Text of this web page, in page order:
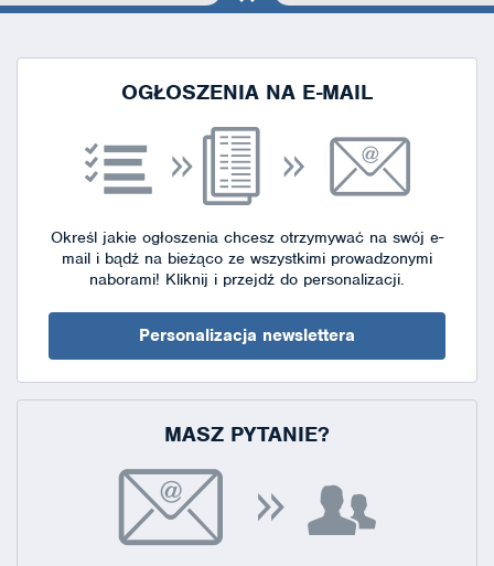
na górę
OGŁOSZENIA NA E-MAIL
Określ jakie ogłoszenia chcesz otrzymywać na swój e-
mail i bądź na bieżąco ze wszystkimi prowadzonymi
naborami! Kliknij i przejdź do personalizacji.
Personalizacja newslettera
MASZ PYTANIE?